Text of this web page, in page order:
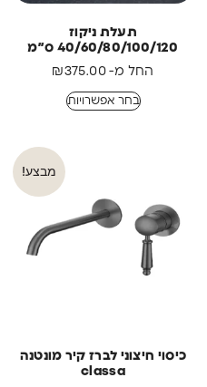
תעלת ניקוז
40/60/80/100/120 ס״מ
החל מ-
₪375.00
בחר אפשרויות
מבצע!
כיסוי חיצוני לברז קיר מונטנה
classa